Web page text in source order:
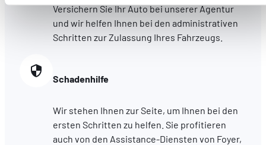
parties de ce site Web ne soient plus normalement
accessibles. D'autres sont utilisés pour :
Améliorer votre expérience utilisateur, en personnalisant
Mesurer l'audience en suivant le nombre de visiteurs et
comprenant comment vous arrivez sur notre site.
les performances. Partager des informations avec les
sociaux utilisés et vous permettre de visualiser du contenu
hébergé sur un site externe.
Versichern Sie Ihr Auto bei unserer Agentur
und wir helfen Ihnen bei den administrativen
Schritten zur Zulassung Ihres Fahrzeugs.
Schadenhilfe
Wir stehen Ihnen zur Seite, um Ihnen bei den
ersten Schritten zu helfen. Sie profitieren
auch von den Assistance-Diensten von Foyer,